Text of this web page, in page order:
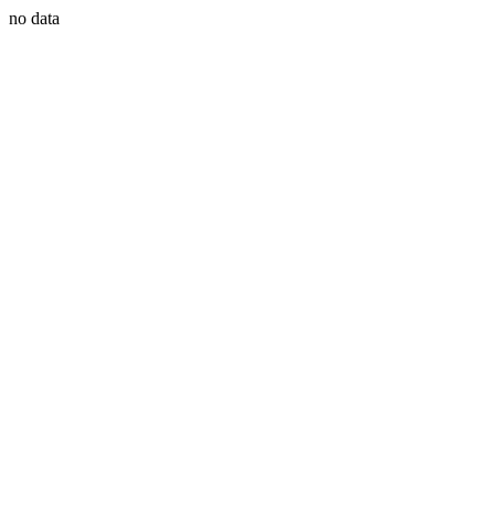
no data